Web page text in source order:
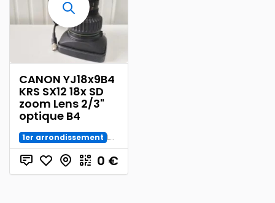
CANON YJ18x9B4
KRS SX12 18x SD
zoom Lens 2/3"
optique B4
1er arrondissement Labo Photo et Studio
0 €